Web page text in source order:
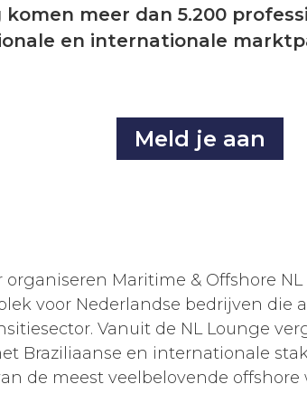
meer dan 5.200
en internationale
Meld je aan
Maritime & Offshore
voor Nederlandse bedrijven die
Vanuit de NL Lounge
Braziliaanse en internationale
de meest veelbelovende